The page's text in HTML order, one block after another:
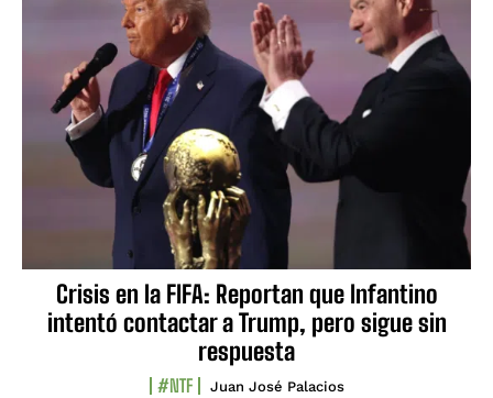
Crisis en la FIFA: Reportan que Infantino
intentó contactar a Trump, pero sigue sin
respuesta
#NTF Juan José Palacios